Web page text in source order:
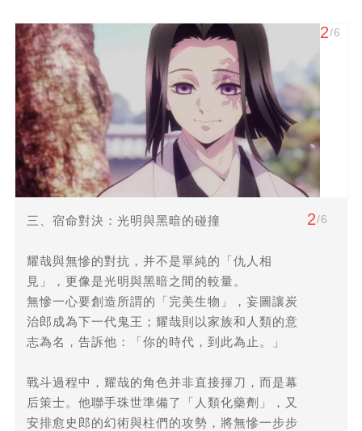
2/6
三、宿命對決：光明與黑暗的碰撞
耀哉與無慘的對抗，并不是單純的「仇人相
見」，更像是光明與黑暗之間的較量。
無慘一心要創造所謂的「完美生物」，妄圖讓炭
治郎成為下一代鬼王；耀哉則以家族和人類的意
志為名，告訴他：「你的時代，到此為止。」
戰斗過程中，耀哉的角色并非直接揮刀，而是幕
后策士。他聯手珠世準備了「人類化藥劑」，又
安排愈史郎的幻術與柱們的攻勢，將無慘一步步
2/6